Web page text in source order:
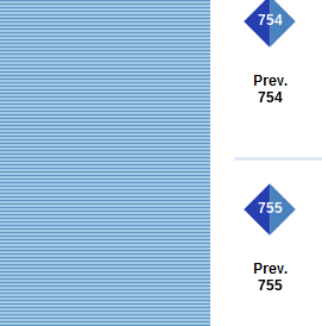
754
754
755
755